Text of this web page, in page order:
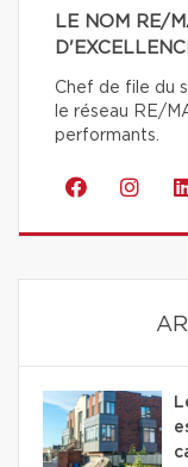
LE NOM RE/
Chef de file du
le réseau RE/
performants.